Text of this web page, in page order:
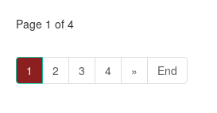
Page 1 of 4
1 2 3 4 » End